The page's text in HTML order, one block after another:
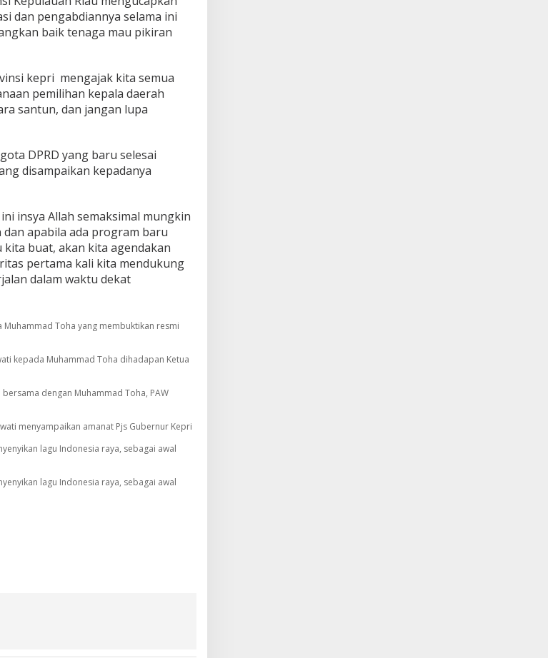
dan pengabdiannya selama ini
baik tenaga mau pikiran
kepri mengajak kita semua
pemilihan kepala daerah
santun, dan jangan lupa
DPRD yang baru selesai
disampaikan kepadanya
insya Allah semaksimal mungkin
apabila ada program baru
buat, akan kita agendakan
pertama kali kita mendukung
dalam waktu dekat
Muhammad Toha yang membuktikan resmi
kepada Muhammad Toha dihadapan Ketua
dengan Muhammad Toha, PAW
menyampaikan amanat Pjs Gubernur Kepri
lagu Indonesia raya, sebagai awal
lagu Indonesia raya, sebagai awal